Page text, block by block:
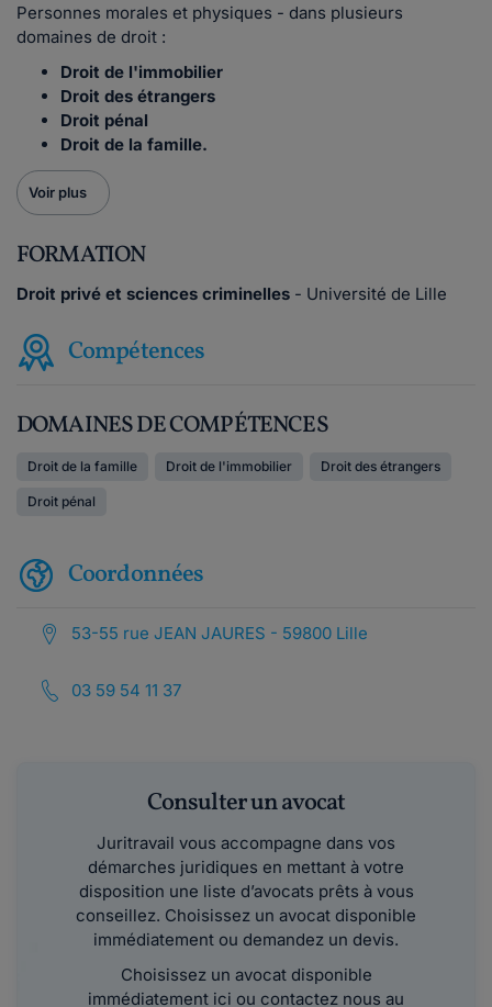
Personnes morales et physiques - dans plusieurs
domaines de droit :
Droit de l'immobilier
Droit des étrangers
Droit pénal
Droit de la famille.
Voir plus
FORMATION
Droit privé et sciences criminelles - Université de Lille
Compétences
DOMAINES DE COMPÉTENCES
Droit de la famille Droit de l'immobilier Droit des étrangers
Droit pénal
Coordonnées
53-55 rue JEAN JAURES - 59800 Lille
03 59 54 11 37
Consulter un avocat
Juritravail vous accompagne dans vos
démarches juridiques en mettant à votre
disposition une liste d’avocats prêts à vous
conseillez. Choisissez un avocat disponible
immédiatement ou demandez un devis.
Choisissez un avocat disponible
immédiatement ici ou contactez nous au